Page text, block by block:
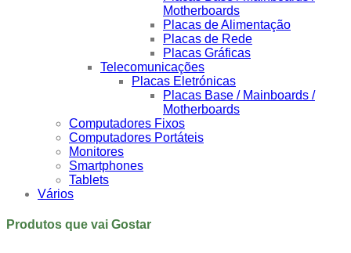
Motherboards
Placas de Alimentação
Placas de Rede
Placas Gráficas
Telecomunicações
Placas Eletrónicas
Placas Base / Mainboards /
Motherboards
Computadores Fixos
Computadores Portáteis
Monitores
Smartphones
Tablets
Vários
Produtos que vai Gostar